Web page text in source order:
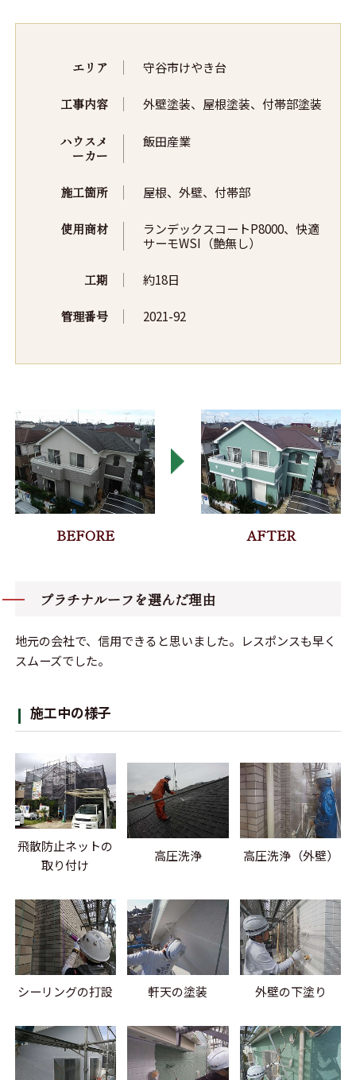
エリア 守谷市けやき台
工事内容 外壁塗装、屋根塗装、付帯部塗装
ハウスメ
ーカー
飯田産業
施工箇所 屋根、外壁、付帯部
使用商材
ランデックスコートP8000、快適
サーモWSI（艶無し）
工期 約18日
管理番号 2021-92
プラチナルーフを選んだ理由
地元の会社で、信用できると思いました。レスポンスも早く
スムーズでした。
施工中の様子
飛散防止ネットの
取り付け
高圧洗浄 高圧洗浄（外壁）
シーリングの打設 軒天の塗装 外壁の下塗り